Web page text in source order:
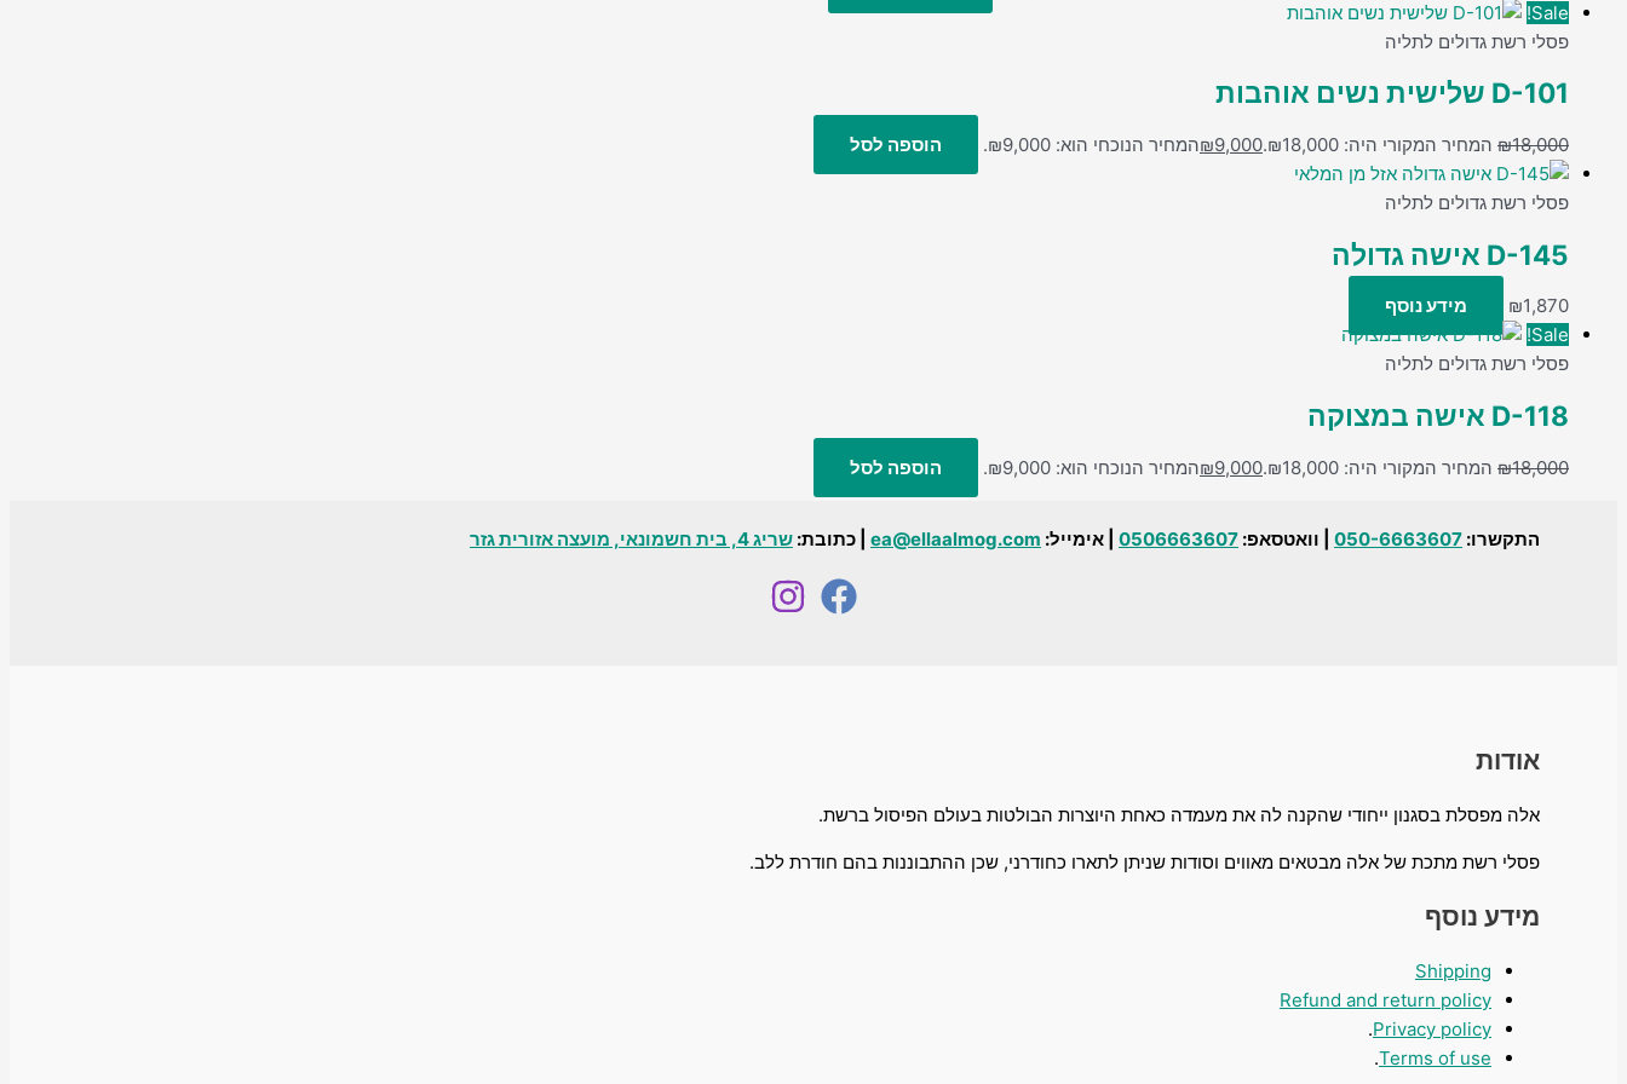
Sale!
פסלי רשת גדולים לתליה
D-101 שלישית נשים אוהבות
₪18,000 המחיר המקורי היה: ₪18,000. ₪9,000 המחיר הנוכחי הוא: ₪9,000.
הוספה לסל
אזל מן המלאי
פסלי רשת גדולים לתליה
D-145 אישה גדולה
₪1,870
מידע נוסף
Sale!
פסלי רשת גדולים לתליה
D-118 אישה במצוקה
₪18,000 המחיר המקורי היה: ₪18,000. ₪9,000 המחיר הנוכחי הוא: ₪9,000. הוספה לסל
התקשרו: 050-6663607 | וואטסאפ: 0506663607 | אימייל: ea@ellaalmog.com | כתובת: שריג 4, בית חשמונאי, מועצה אזורית גזר
אודות
אלה מפסלת בסגנון ייחודי שהקנה לה את מעמדה כאחת היוצרות הבולטות בעולם הפיסול ברשת.
פסלי רשת מתכת של אלה מבטאים מאווים וסודות שניתן לתארו כחודרני, שכן ההתבוננות בהם חודרת ללב.
מידע נוסף
Shipping
Refund and return policy
Privacy policy
.
Terms of use
.